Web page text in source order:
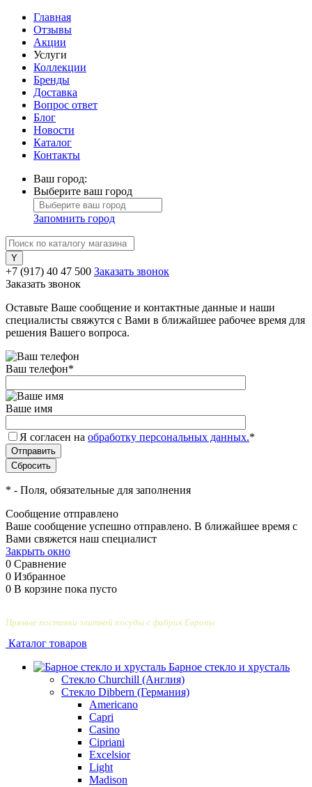
Главная
Отзывы
Акции
Услуги
Коллекции
Бренды
Доставка
Вопрос ответ
Блог
Новости
Каталог
Контакты
Ваш город:
Выберите ваш город
Запомнить город
+7 (917) 40 47 500 Заказать звонок
Заказать звонок
Оставьте Ваше сообщение и контактные данные и наши
специалисты свяжутся с Вами в ближайшее рабочее время для
решения Вашего вопроса.
Ваш телефон*
Ваше имя
Я согласен на обработку персональных данных.*
* - Поля, обязательные для заполнения
Сообщение отправлено
Ваше сообщение успешно отправлено. В ближайшее время с
Вами свяжется наш специалист
Закрыть окно
0 Сравнение
0 Избранное
0 В корзине пока пусто
Прямые поставки элитной посуды с фабрик Европы
Каталог товаров
Барное стекло и хрусталь
Стекло Churchill (Англия)
Стекло Dibbern (Германия)
Americano
Capri
Casino
Cipriani
Excelsior
Light
Madison